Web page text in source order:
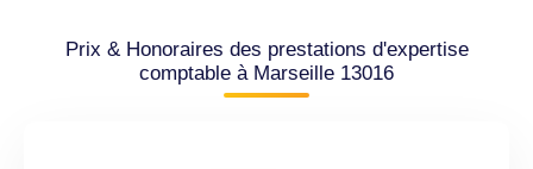
Prix & Honoraires des prestations d'expertise
comptable à Marseille 13016